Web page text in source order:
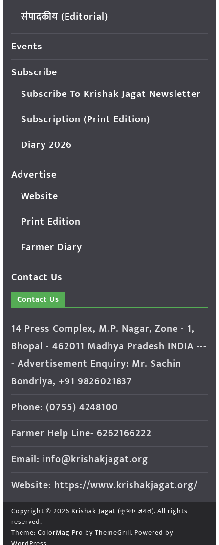
संपादकीय (Editorial)
Events
Subscribe
Subscribe To Krishak Jagat Newsletter
Subscription (Print Edition)
Diary 2026
Advertise
Website
Print Edition
Farmer Diary
Contact Us
Contact Us
14 Press Complex, M.P. Nagar, Zone - 1,
Bhopal - 462011 Madhya Pradesh INDIA ---
- Advertisement Enquiry: Mr. Sachin
Bondriya, +91 9826021837
Phone: (0755) 4248100
Farmer Help Line- 6262166222
Email: info@krishakjagat.org
Website: https://www.krishakjagat.org/
Copyright © 2026 Krishak Jagat (कृषक जगत). All rights
reserved.
Theme: ColorMag Pro by ThemeGrill. Powered by